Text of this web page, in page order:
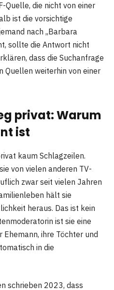
Quelle, die nicht von einer
ist die vorsichtige
nach „Barbara
sollte die Antwort nicht
dass die Suchanfrage
Quellen weiterhin von einer
privat: Warum
ist
kaum Schlagzeilen.
von vielen anderen TV-
zwar seit vielen Jahren
hält sie
heraus. Das ist kein
ist sie eine
ihre Töchter und
in die
schrieben 2023, dass